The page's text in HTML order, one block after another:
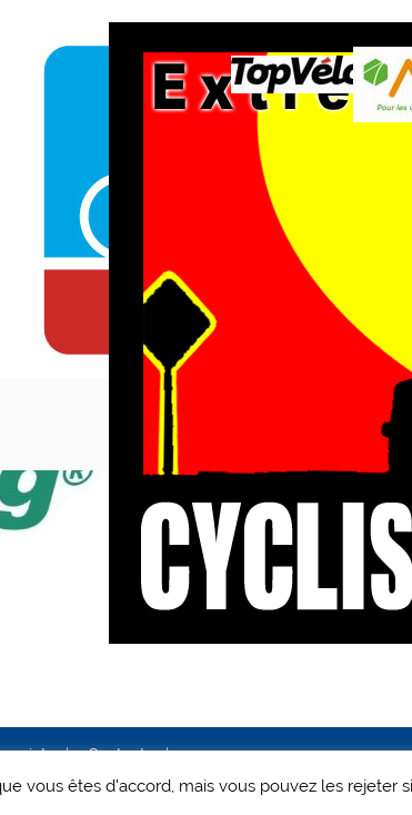
projet Contact
vous êtes d'accord, mais vous pouvez les rejeter